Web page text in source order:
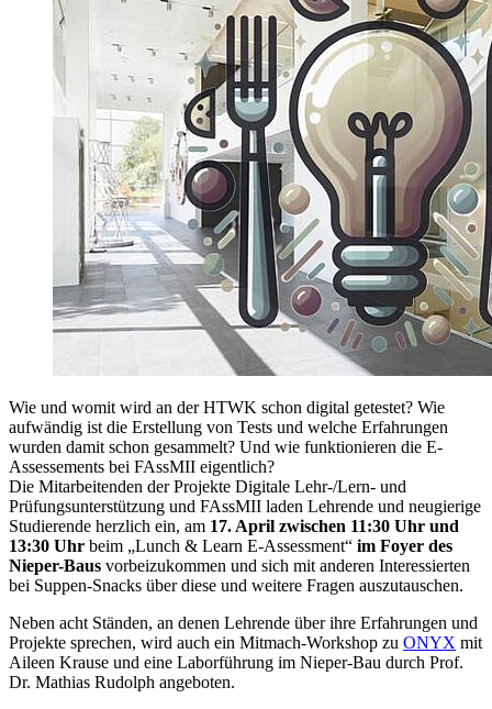
Wie und womit wird an der HTWK schon digital getestet? Wie
aufwändig ist die Erstellung von Tests und welche Erfahrungen
wurden damit schon gesammelt? Und wie funktionieren die E-
Assessements bei FAssMII eigentlich?
Die Mitarbeitenden der Projekte Digitale Lehr-/Lern- und
Prüfungsunterstützung und FAssMII laden Lehrende und neugierige
Studierende herzlich ein, am 17. April zwischen 11:30 Uhr und
13:30 Uhr beim „Lunch & Learn E-Assessment“ im Foyer des
Nieper-Baus vorbeizukommen und sich mit anderen Interessierten
bei Suppen-Snacks über diese und weitere Fragen auszutauschen.
Neben acht Ständen, an denen Lehrende über ihre Erfahrungen und
Projekte sprechen, wird auch ein Mitmach-Workshop zu ONYX mit
Aileen Krause und eine Laborführung im Nieper-Bau durch Prof.
Dr. Mathias Rudolph angeboten.